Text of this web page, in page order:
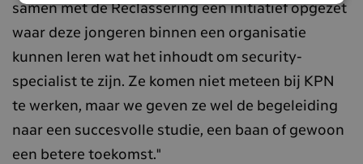
samen met de Reclassering een initiatief opgezet
waar deze jongeren binnen een organisatie
kunnen leren wat het inhoudt om security-
specialist te zijn. Ze komen niet meteen bij KPN
te werken, maar we geven ze wel de begeleiding
naar een succesvolle studie, een baan of gewoon
een betere toekomst."